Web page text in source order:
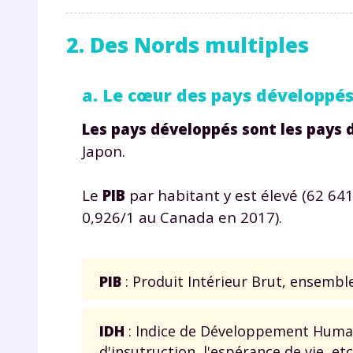
2. Des Nords multiples
a. Le cœur des pays
Les pays développés sont les pays
Japon.
Le PIB par habitant y est élevé (62
0,926/1 au Canada en 2017).
PIB : Produit Intérieur Brut,
IDH : Indice de Développement
Votre